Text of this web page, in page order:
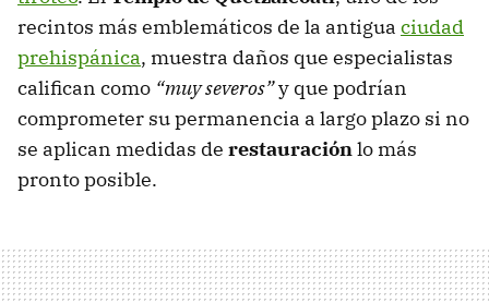
recintos más emblemáticos de la antigua ciudad
prehispánica, muestra daños que especialistas
califican como “muy severos”y que podrían
comprometer su permanencia a largo plazo si no
se aplican medidas de restauraciónlo más
pronto posible.